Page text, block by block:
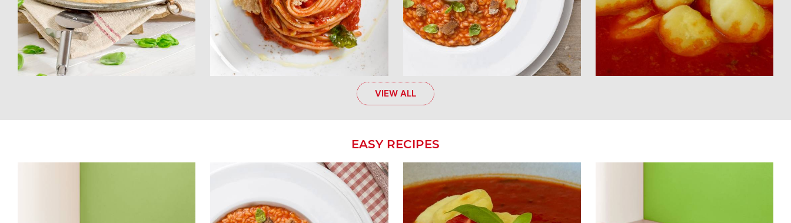
VIEW ALL
EASY RECIPES